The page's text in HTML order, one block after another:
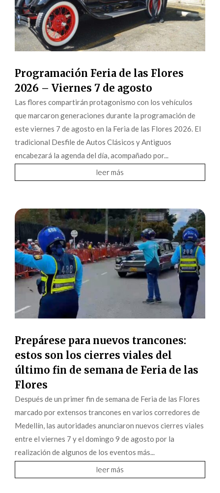
Programación Feria de las Flores
2026 – Viernes 7 de agosto
Las flores compartirán protagonismo con los vehículos
que marcaron generaciones durante la programación de
este viernes 7 de agosto en la Feria de las Flores 2026. El
tradicional Desfile de Autos Clásicos y Antiguos
encabezará la agenda del día, acompañado por...
leer más
Prepárese para nuevos trancones:
estos son los cierres viales del
último fin de semana de Feria de las
Flores
Después de un primer fin de semana de Feria de las Flores
marcado por extensos trancones en varios corredores de
Medellín, las autoridades anunciaron nuevos cierres viales
entre el viernes 7 y el domingo 9 de agosto por la
realización de algunos de los eventos más...
leer más